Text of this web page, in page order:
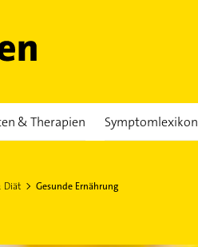
& Therapien Symptomlexikon
Diät Gesunde Ernährung